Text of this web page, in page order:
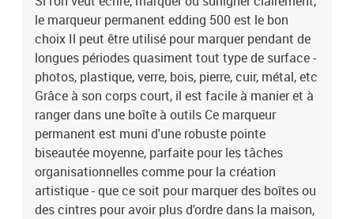
le marqueur permanent edding 500 est le bon
choix Il peut être utilisé pour marquer pendant de
longues périodes quasiment tout type de surface -
photos, plastique, verre, bois, pierre, cuir, métal, etc
Grâce à son corps court, il est facile à manier et à
ranger dans une boîte à outils Ce marqueur
permanent est muni d'une robuste pointe
biseautée moyenne, parfaite pour les tâches
organisationnelles comme pour la création
artistique - que ce soit pour marquer des boîtes ou
des cintres pour avoir plus d'ordre dans la maison,